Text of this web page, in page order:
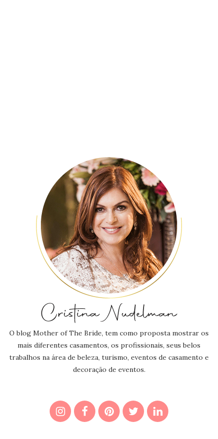
O blog Mother of The Bride, tem como proposta mostrar os
mais diferentes casamentos, os profissionais, seus belos
trabalhos na área de beleza, turismo, eventos de casamento e
decoração de eventos.